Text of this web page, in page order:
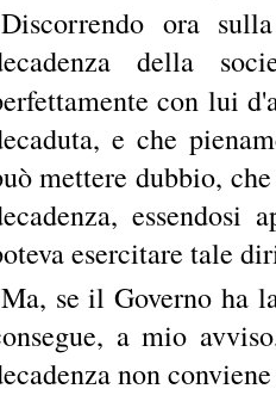
Discorrendo ora
della
con lui
e che
mettere dubbio,
esercitare tale
Ma, se il Governo ha
a mio
non